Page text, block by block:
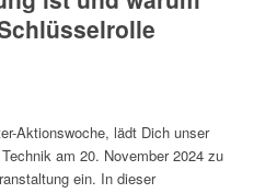
Aktionswoche, lädt Dich unser
am 20. November 2024 zu
ein. In dieser